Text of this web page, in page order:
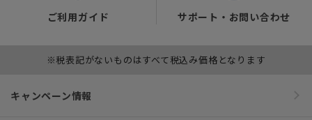
ご利用ガイド サポート・お問い合わせ
※税表記がないものはすべて税込み価格となります
キャンペーン情報